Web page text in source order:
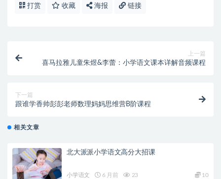
打赏 收藏 海报 链接
上一篇
喜马拉雅儿童朱煜&李蕾：小学语文课本详解音频课程
下一篇
跟谁学香帅彭彭老师数理妈妈思维营B阶课程
相关文章
北大派派小学语文高分大招课
小学语文 6 月前 23 10